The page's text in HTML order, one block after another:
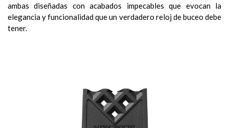
ambas diseñadas con acabados impecables que evocan la
elegancia y funcionalidad que un verdadero reloj de buceo debe
tener.